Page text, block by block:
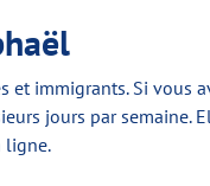
immigrants. Si vous
jours par semaine.
ligne.